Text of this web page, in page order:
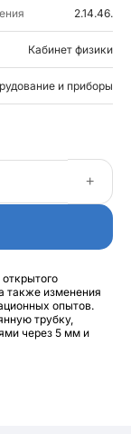
2.14.46.
Кабинет физики
и приборы
+
также изменения
опытов.
трубку,
через 5 мм и